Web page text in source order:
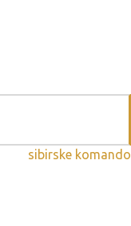
sibirske komando